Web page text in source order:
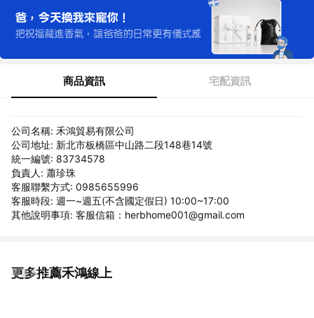
商品資訊 宅配資訊
公司名稱: 禾鴻貿易有限公司
公司地址: 新北市板橋區中山路二段148巷14號
統一編號: 83734578
負責人: 蕭珍珠
客服聯繫方式: 0985655996
客服時段: 週一~週五(不含國定假日) 10:00~17:00
其他說明事項: 客服信箱：herbhome001@gmail.com
更多推薦禾鴻線上
看更多